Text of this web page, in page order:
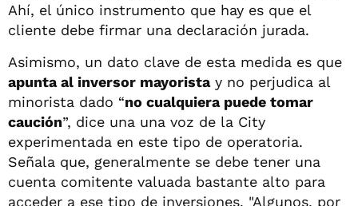
Ahí, el único instrumento que hay es que el
cliente debe firmar una declaración jurada.
Asimismo, un dato clave de esta medida es que
apunta al inversor mayoristay no perjudica al
minorista dado “no cualquiera puede tomar
caución”, dice una una voz de la City
experimentada en este tipo de operatoria.
Señala que, generalmente se debe tener una
cuenta comitente valuada bastante alto para
acceder a ese tipo de inversiones. "Algunos, por